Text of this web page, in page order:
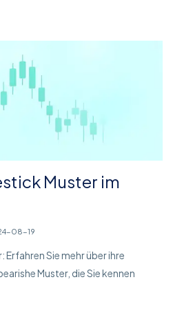
Muster im
08-19
Sie mehr über ihre
Muster, die Sie kennen